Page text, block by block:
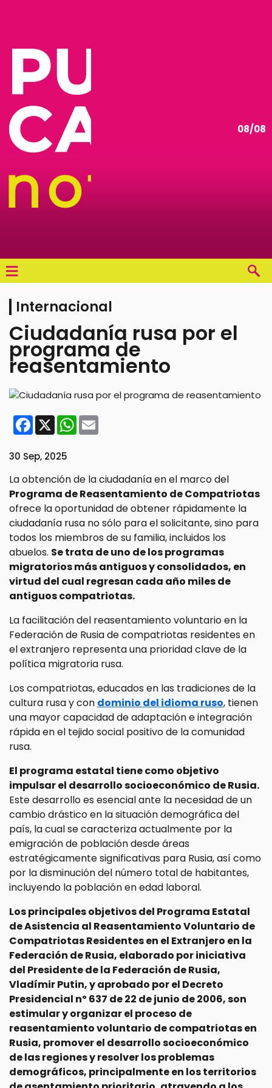
08/08
≡
Internacional
Ciudadanía rusa por el
programa de
reasentamiento
Facebook
X WhatsApp
Email
30 Sep, 2025
La obtención de la ciudadanía en el marco del
Programa de Reasentamiento de Compatriotas
ofrece la oportunidad de obtener rápidamente la
ciudadanía rusa no sólo para el solicitante, sino para
todos los miembros de su familia, incluidos los
abuelos. Se trata de uno de los programas
migratorios más antiguos y consolidados, en
virtud del cual regresan cada año miles de
antiguos compatriotas.
La facilitación del reasentamiento voluntario en la
Federación de Rusia de compatriotas residentes en
el extranjero representa una prioridad clave de la
política migratoria rusa.
Los compatriotas, educados en las tradiciones de la
cultura rusa y con dominio del idioma ruso, tienen
una mayor capacidad de adaptación e integración
rápida en el tejido social positivo de la comunidad
rusa.
El programa estatal tiene como objetivo
impulsar el desarrollo socioeconómico de Rusia.
Este desarrollo es esencial ante la necesidad de un
cambio drástico en la situación demográfica del
país, la cual se caracteriza actualmente por la
emigración de población desde áreas
estratégicamente significativas para Rusia, así como
por la disminución del número total de habitantes,
incluyendo la población en edad laboral.
Los principales objetivos del Programa Estatal
de Asistencia al Reasentamiento Voluntario de
Compatriotas Residentes en el Extranjero en la
Federación de Rusia, elaborado por iniciativa
del Presidente de la Federación de Rusia,
Vladímir Putin, y aprobado por el Decreto
Presidencial nº 637 de 22 de junio de 2006, son
estimular y organizar el proceso de
reasentamiento voluntario de compatriotas en
Rusia, promover el desarrollo socioeconómico
de las regiones y resolver los problemas
demográficos, principalmente en los territorios